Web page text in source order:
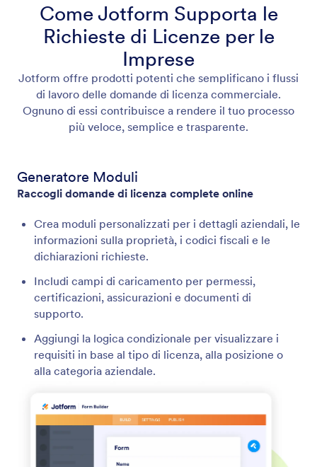
Come Jotform Supporta le
Richieste di Licenze per le
Imprese
Jotform offre prodotti potenti che semplificano i flussi
di lavoro delle domande di licenza commerciale.
Ognuno di essi contribuisce a rendere il tuo processo
più veloce, semplice e trasparente.
Generatore Moduli
Raccogli domande di licenza complete online
Crea moduli personalizzati per i dettagli aziendali, le
informazioni sulla proprietà, i codici fiscali e le
dichiarazioni richieste.
Includi campi di caricamento per permessi,
certificazioni, assicurazioni e documenti di
supporto.
Aggiungi la logica condizionale per visualizzare i
requisiti in base al tipo di licenza, alla posizione o
alla categoria aziendale.